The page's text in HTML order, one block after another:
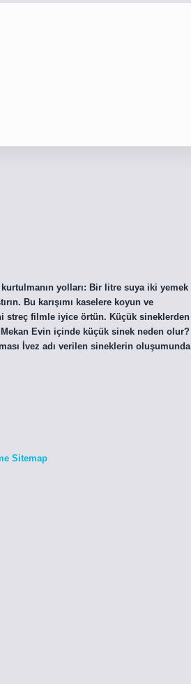
yolları: Bir litre suya iki yemek
Bu karışımı kaselere koyun ve
streç filmle iyice örtün. Küçük sineklerden
Evin içinde küçük sinek neden olur?
İvez adı verilen sineklerin oluşumunda
Sitemap